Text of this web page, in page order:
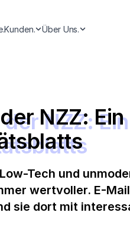
Kunden. Über Uns.
NZZ:
Tech und
wertvoller. E-
sie dort mit